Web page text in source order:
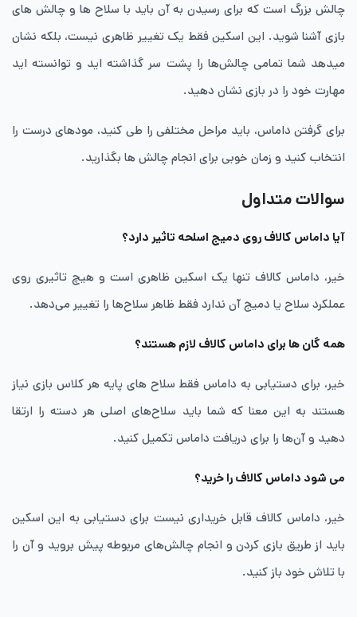
چالش بزرگ است که برای رسیدن به آن باید با سلاح ها و چالش های
بازی آشنا شوید. این اسکین فقط یک تغییر ظاهری نیست، بلکه نشان
میدهد شما تمامی چالش‌ها را پشت سر گذاشته اید و توانسته اید
مهارت خود را در بازی نشان دهید.
برای گرفتن داماس، باید مراحل مختلفی را طی کنید، مودهای درست را
انتخاب کنید و زمان خوبی برای انجام چالش ها بگذارید.
سوالات متداول
آیا داماس کالاف روی دمیج اسلحه تاثیر دارد؟
خیر، داماس کالاف تنها یک اسکین ظاهری است و هیچ تاثیری روی
عملکرد سلاح یا دمیج آن ندارد فقط ظاهر سلاح‌ها را تغییر می‌دهد.
همه گان ها برای داماس کالاف لازم هستند؟
خیر، برای دستیابی به داماس فقط سلاح های پایه هر کلاس بازی نیاز
هستند به این معنا که شما باید سلاح‌های اصلی هر دسته را ارتقا
دهید و آن‌ها را برای دریافت داماس تکمیل کنید.
می شود داماس کالاف را خرید؟
خیر، داماس کالاف قابل خریداری نیست برای دستیابی به این اسکین
باید از طریق بازی کردن و انجام چالش‌های مربوطه پیش بروید و آن را
با تلاش خود باز کنید.